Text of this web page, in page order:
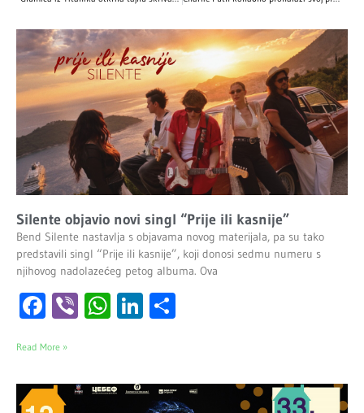
Silente objavio novi singl “Prije ili kasnije”
Bend Silente nastavlja s objavama novog materijala, pa su tako
predstavili singl “Prije ili kasnije”, koji donosi sedmu numeru s
njihovog nadolazećeg petog albuma. Ova
Facebook
ViberWhatsApp
LinkedIn
Read More »